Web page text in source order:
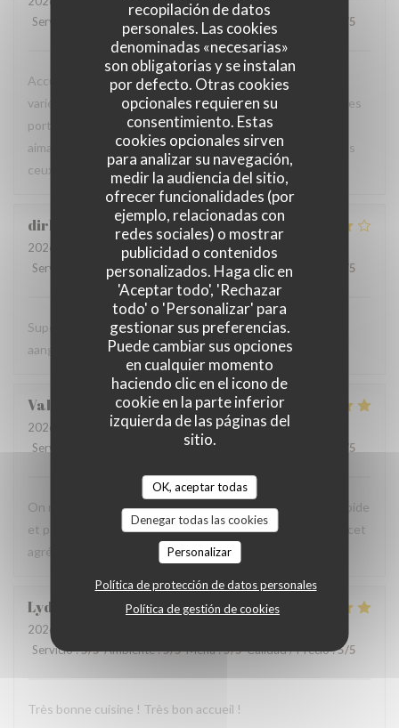
recopilación de datos
personales. Las cookies
denominadas «necesarias»
son obligatorias y se instalan
por defecto. Otras cookies
opcionales requieren su
consentimiento. Estas
cookies opcionales sirven
para analizar su navegación,
medir la audiencia del sitio,
ofrecer funcionalidades (por
ejemplo, relacionadas con
redes sociales) o mostrar
publicidad o contenidos
personalizados. Haga clic en
'Aceptar todo', 'Rechazar
todo' o 'Personalizar' para
gestionar sus preferencias.
Puede cambiar sus opciones
en cualquier momento
haciendo clic en el icono de
cookie en la parte inferior
izquierda de las páginas del
sitio.
OK, aceptar todas
Denegar todas las cookies
Personalizar
Política de protección de datos personales
Política de gestión de cookies
Servicio
: /5 Menú Calidad / Precio /5
Accueil chaleureux et professionnel, table agréable, carte
variée avec un bon choix de plats. Les produits sont frais, les
portions généreuses et le service est particulièrement
aimable. Une excellente adresse que je recommande à tous
ceux qui sont de passage dans la région.
dirk
2026-08-06
- 19:00 - Invitados 2
Servicio
Ambiente: 5/5 Menú: 4/5 Calidad / Precio /5
Super vriendelijke ontvagst, zeer goede prijs kwaliteit,
aangenaam kader, een aanradee
Valerie
2026-08-06
- 12:45 - Invitados 4
Servicio
Menú /5
On recommande vivement, carte avec du choix ,service rapide
et personnels très agréable, prix raisonnables..merci pour cet
agréable moment en terrasse.
Lydia
2026-08-06
Servicio:5/5 Ambiente:5/5 Menú:5/5 Calidad / Precio:5/5
Très bonne cuisine ! Très bon accueil !